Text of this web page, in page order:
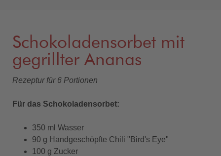
Schokoladensorbet mit
gegrillter Ananas
Rezeptur für 6 Portionen
Für das Schokoladensorbet:
350 ml Wasser
90 g Handgeschöpfte Chili "Bird's Eye"
100 g Zucker